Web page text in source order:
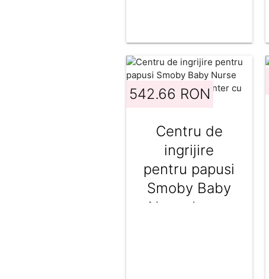
542.66 RON
Centru de
ingrijire
pentru papusi
Smoby Baby
Nurse Large